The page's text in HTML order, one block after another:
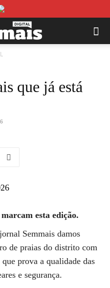
que já está
esta edição.
Semmais damos
de praias do distrito com
prova a qualidade das
e segurança.